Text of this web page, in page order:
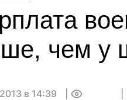
чем у
в 14:39